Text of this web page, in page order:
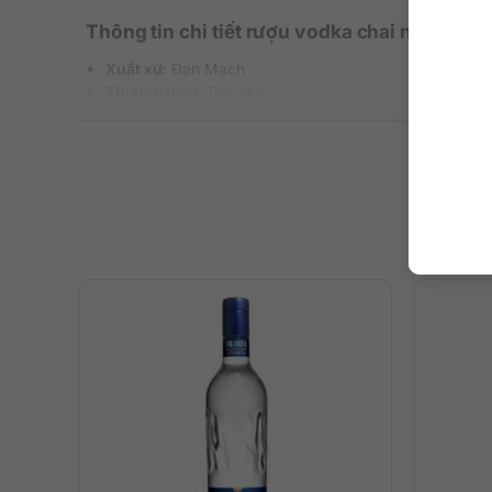
Thông tin chi tiết rượu vodka chai nhôm
Thiết kế chai Danzka Vodka đặc biệt
Thiết kế vỏ nhôm màu trắng của chai Danzka Vodka
mỏng nhẹ, đơn giản và vô cùng thuận tiện nhưng cũng
Chai nhôm Danzka được đánh giá là thiết kế chai
Cực kỳ thuận tiện để mang theo trong những bữa
Thực sự rất khó nhầm lẫn, tạo điểm nhấn độc đáo
Vỏ nhôm giúp tăng khả năng làm lạnh nhanh hơn